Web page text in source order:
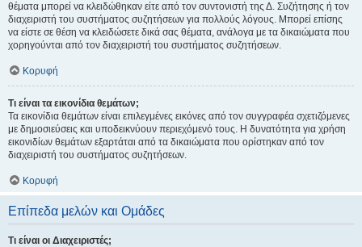
θέματα μπορεί να κλειδώθηκαν είτε από τον συντονιστή της Δ. Συζήτησης ή τον
διαχειριστή του συστήματος συζητήσεων για πολλούς λόγους. Μπορεί επίσης
να είστε σε θέση να κλειδώσετε δικά σας θέματα, ανάλογα με τα δικαιώματα που
χορηγούνται από τον διαχειριστή του συστήματος συζητήσεων.
Κορυφή
Τι είναι τα εικονίδια θεμάτων;
Τα εικονίδια θεμάτων είναι επιλεγμένες εικόνες από τον συγγραφέα σχετιζόμενες
με δημοσιεύσεις και υποδεικνύουν περιεχόμενό τους. Η δυνατότητα για χρήση
εικονιδίων θεμάτων εξαρτάται από τα δικαιώματα που ορίστηκαν από τον
διαχειριστή του συστήματος συζητήσεων.
Κορυφή
Επίπεδα μελών και Ομάδες
Τι είναι οι Διαχειριστές;